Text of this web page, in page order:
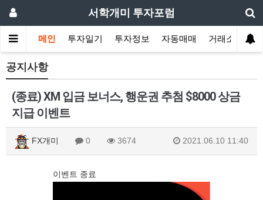
서학개미 투자포럼
메인 투자일기 투자정보 자동매매 거래소
공지사항
(종료) XM 입금 보너스, 행운권 추첨 $8000 상금
지급 이벤트
FX개미 0 3674 2021.06.10 11:40
이벤트 종료